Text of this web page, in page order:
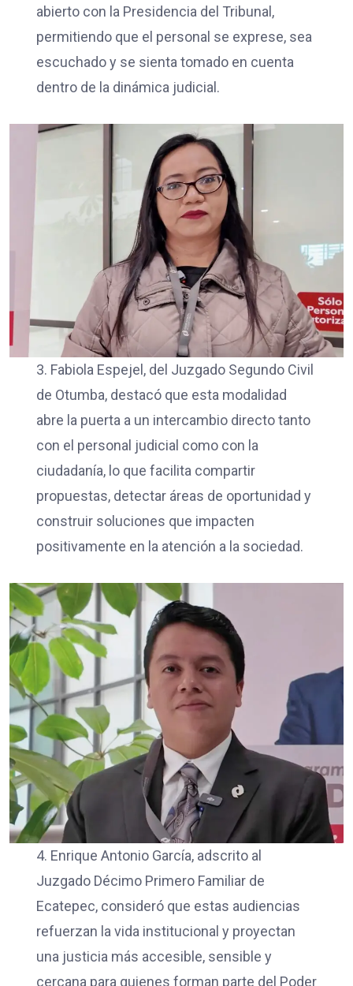
abierto con la Presidencia del Tribunal,
permitiendo que el personal se exprese, sea
escuchado y se sienta tomado en cuenta
dentro de la dinámica judicial.
3. Fabiola Espejel, del Juzgado Segundo Civil
de Otumba, destacó que esta modalidad
abre la puerta a un intercambio directo tanto
con el personal judicial como con la
ciudadanía, lo que facilita compartir
propuestas, detectar áreas de oportunidad y
construir soluciones que impacten
positivamente en la atención a la sociedad.
4. Enrique Antonio García, adscrito al
Juzgado Décimo Primero Familiar de
Ecatepec, consideró que estas audiencias
refuerzan la vida institucional y proyectan
una justicia más accesible, sensible y
cercana para quienes forman parte del Poder